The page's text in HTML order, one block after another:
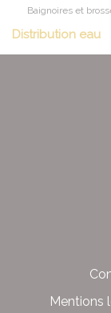
Baignoires et
Distribution eau
Mentions